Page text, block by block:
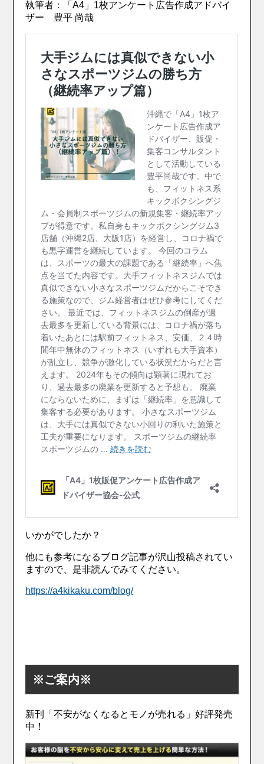
執筆者：「A4」1枚アンケート広告作成アドバイ
ザー 豊平 尚哉
いかがでしたか？
他にも参考になるブログ記事が沢山投稿されてい
ますので、是非読んでみてください。
https://a4kikaku.com/blog/
※ご案内※
新刊「不安がなくなるとモノが売れる」好評発売
中！